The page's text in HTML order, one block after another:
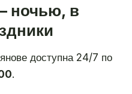
ночью, в
доступна 24/7 по
.